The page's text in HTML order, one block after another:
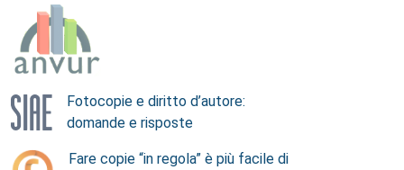
Fotocopie e diritto d’autore:
domande e risposte
Fare copie “in regola” è più facile di